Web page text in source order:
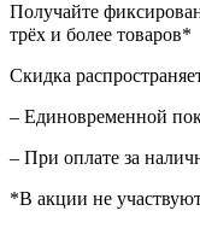
Получайте
трёх и более товаров*
Скидка
– Единовременной
– При оплате за
*В акции не